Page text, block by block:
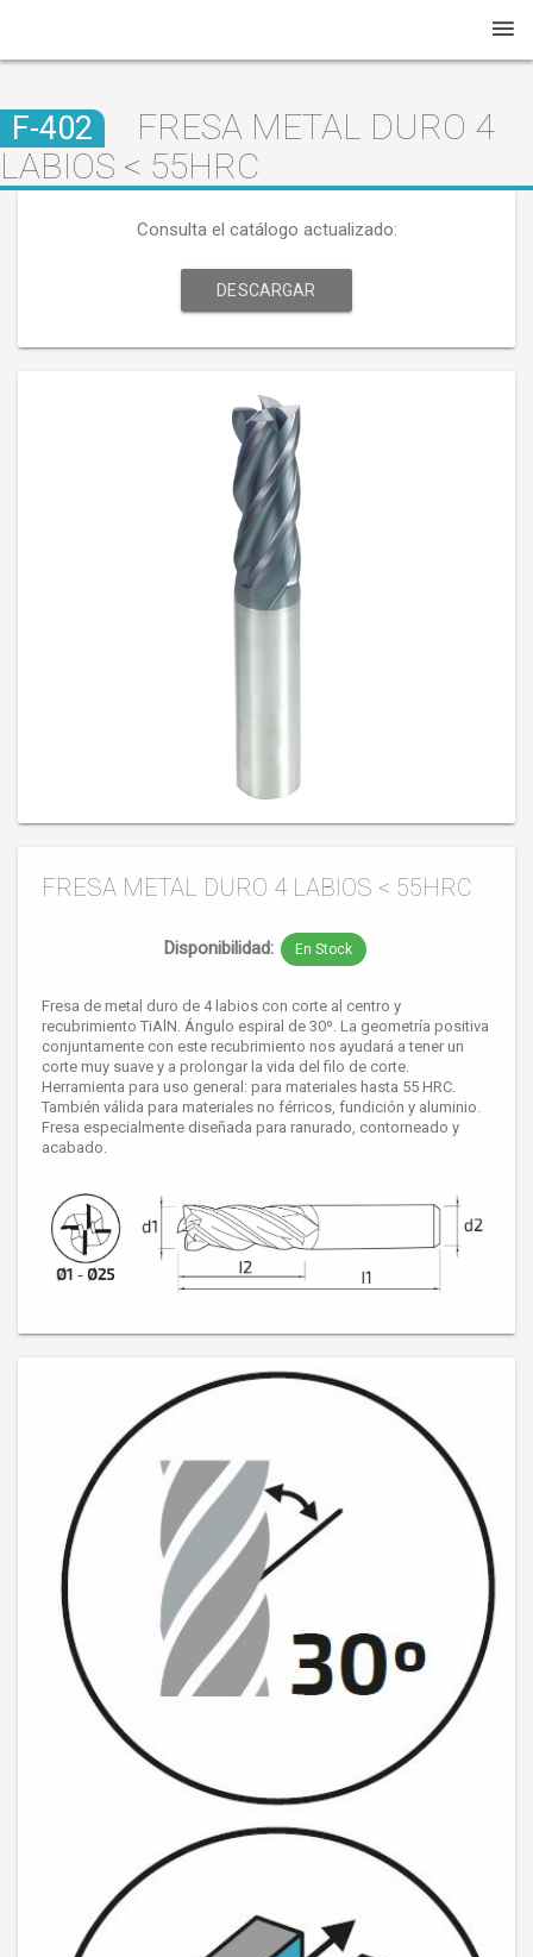
F-402
FRESA METAL DURO 4
LABIOS < 55HRC
Consulta el catálogo actualizado:
DESCARGAR
FRESA METAL DURO 4 LABIOS < 55HRC
Disponibilidad: En Stock
Fresa de metal duro de 4 labios con corte al centro y
recubrimiento TiAlN. Ángulo espiral de 30º. La geometría positiva
conjuntamente con este recubrimiento nos ayudará a tener un
corte muy suave y a prolongar la vida del filo de corte.
Herramienta para uso general: para materiales hasta 55 HRC.
También válida para materiales no férricos, fundición y aluminio.
Fresa especialmente diseñada para ranurado, contorneado y
acabado.